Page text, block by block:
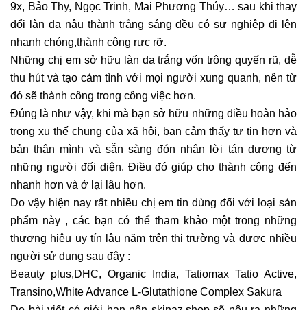
9x, Bảo Thy, Ngọc Trinh, Mai Phương Thúy… sau khi thay
đổi làn da nâu thành trắng sáng đều có sự nghiệp đi lên
nhanh chóng,thành công rực rỡ.
Những chị em sở hữu làn da trắng vốn trông quyến rũ, dễ
thu hút và tạo cảm tình với mọi người xung quanh, nên từ
đó sẽ thành công trong công việc hơn.
Đúng là như vậy, khi mà bạn sở hữu những điều hoàn hảo
trong xu thế chung của xã hội, bạn cảm thấy tự tin hơn và
bản thân mình và sẵn sàng đón nhận lời tán dương từ
những người đối diện. Điều đó giúp cho thành công đến
nhanh hơn và ở lại lâu hơn.
Do vậy hiện nay rất nhiều chị em tin dùng đối với loại sản
phẩm này , các bạn có thể tham khảo một trong những
thương hiệu uy tín lâu năm trên thị trường và được nhiều
người sử dụng sau đây :
Beauty plus,DHC, Organic India, Tatiomax Tatio Active,
Transino,White Advance L-Glutathione Complex Sakura